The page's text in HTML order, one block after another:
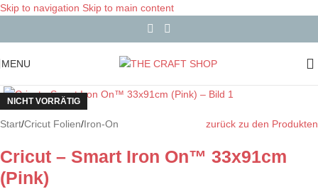
Skip to navigation Skip to main content
MENU
NICHT VORRÄTIG
Start/Cricut Folien/Iron-On zurück zu den Produkten
Cricut – Smart Iron On™ 33x91cm
(Pink)